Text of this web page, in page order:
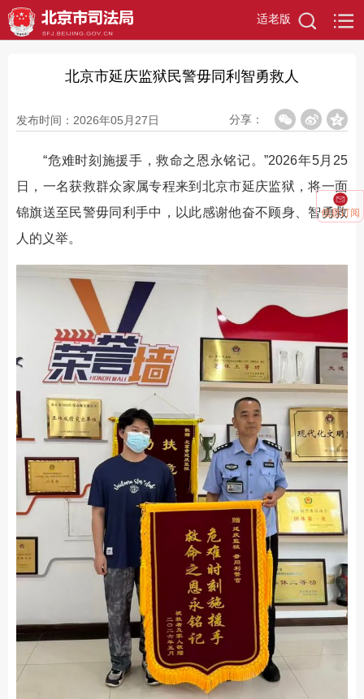
适老版
信息订阅
北京市延庆监狱民警毋同利智勇救人
发布时间：2026年05月27日 分享：
“危难时刻施援手，救命之恩永铭记。”2026年5月25
日，一名获救群众家属专程来到北京市延庆监狱，将一面
锦旗送至民警毋同利手中，以此感谢他奋不顾身、智勇救
人的义举。